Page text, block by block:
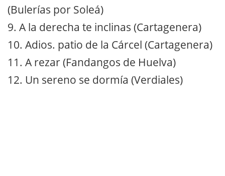
(Bulerías por Soleá)
9. A la derecha te inclinas (Cartagenera)
10. Adios. patio de la Cárcel (Cartagenera)
11. A rezar (Fandangos de Huelva)
12. Un sereno se dormía (Verdiales)